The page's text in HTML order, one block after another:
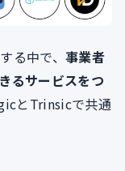
る中で、事業者
るサービスをつ
とTrinsicで共通